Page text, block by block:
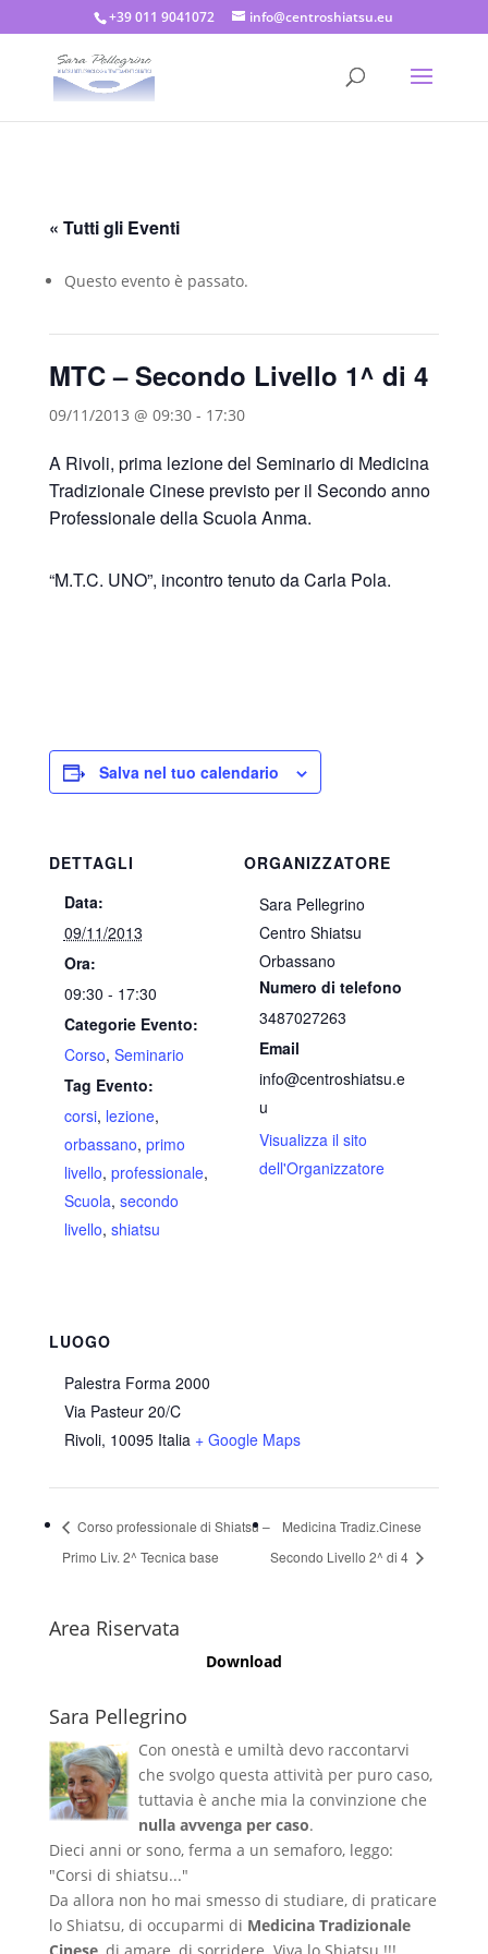
+39 011 9041072 info@centroshiatsu.eu
« Tutti gli Eventi
Questo evento è passato.
MTC – Secondo Livello 1^ di 4
09/11/2013 @ 09:30- 17:30
A Rivoli, prima lezione del Seminario di Medicina
Tradizionale Cinese previsto per il Secondo anno
Professionale della Scuola Anma.
“M.T.C. UNO”, incontro tenuto da Carla Pola.
Salva nel tuo calendario
DETTAGLI
Data:
09/11/2013
Ora:
09:30 - 17:30
Categorie Evento:
Corso, Seminario
Tag Evento:
corsi, lezione,
orbassano, primo
livello, professionale,
Scuola, secondo
livello, shiatsu
ORGANIZZATORE
Sara Pellegrino
Centro Shiatsu
Orbassano
Numero di telefono
3487027263
Email
info@centroshiatsu.e
u
Visualizza il sito
dell'Organizzatore
LUOGO
Palestra Forma 2000
Via Pasteur 20/C
Rivoli, 10095 Italia + Google Maps
Corso professionale di Shiatsu –
Primo Liv. 2^ Tecnica base
Medicina Tradiz.Cinese
Secondo Livello 2^ di 4
Area Riservata
Download
Sara Pellegrino
Con onestà e umiltà devo raccontarvi
che svolgo questa attività per puro caso,
tuttavia è anche mia la convinzione che
nulla avvenga per caso.
Dieci anni or sono, ferma a un semaforo, leggo:
"Corsi di shiatsu..."
Da allora non ho mai smesso di studiare, di praticare
lo Shiatsu, di occuparmi di Medicina Tradizionale